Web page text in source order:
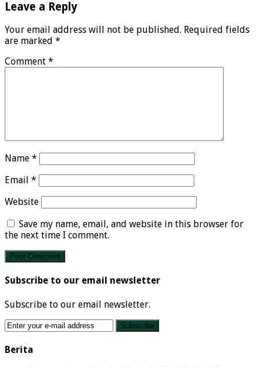
Leave a Reply
Your email address will not be published. Required fields
are marked *
Comment *
Name *
Email *
Website
Save my name, email, and website in this browser for
the next time I comment.
Subscribe to our email newsletter
Subscribe to our email newsletter.
Berita